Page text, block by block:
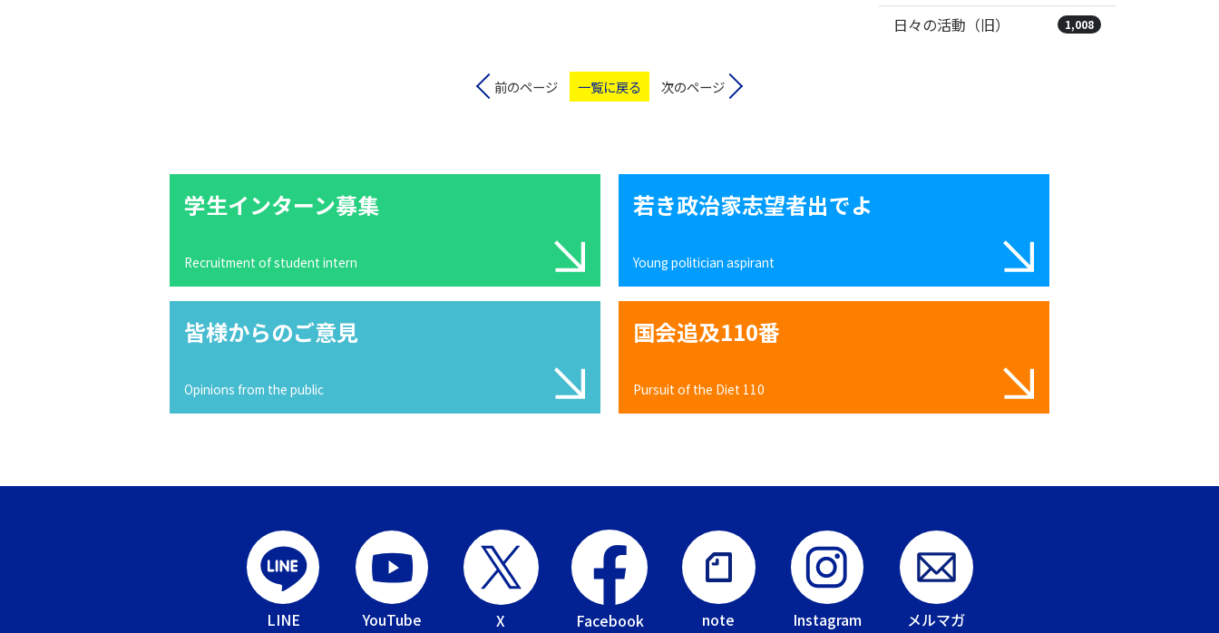
日々の活動（旧） 1,008
前のページ 一覧に戻る 次のページ
学生インターン募集
Recruitment of student intern
若き政治家志望者出でよ
Young politician aspirant
皆様からのご意見
Opinions from the public
国会追及110番
Pursuit of the Diet 110
LINE YouTube X Facebook note Instagram メルマガ